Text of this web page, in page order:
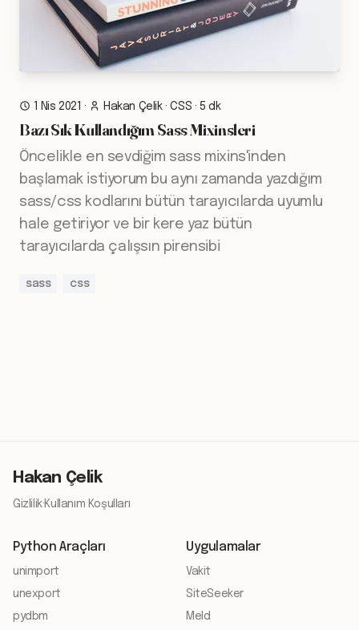
1 Nis 2021 · Hakan Çelik·CSS · 5 dk
Bazı Sık Kullandığım Sass Mixinsleri
Öncelikle en sevdiğim sass mixins'inden
başlamak istiyorum bu aynı zamanda yazdığım
sass/css kodlarını bütün tarayıcılarda uyumlu
hale getiriyor ve bir kere yaz bütün
tarayıcılarda çalışsın pirensibi
sass css
Hakan Çelik
Gizlilik·Kullanım Koşulları
Python Araçları
unimport
unexport
pydbm
Uygulamalar
Vakit
SiteSeeker
Meld